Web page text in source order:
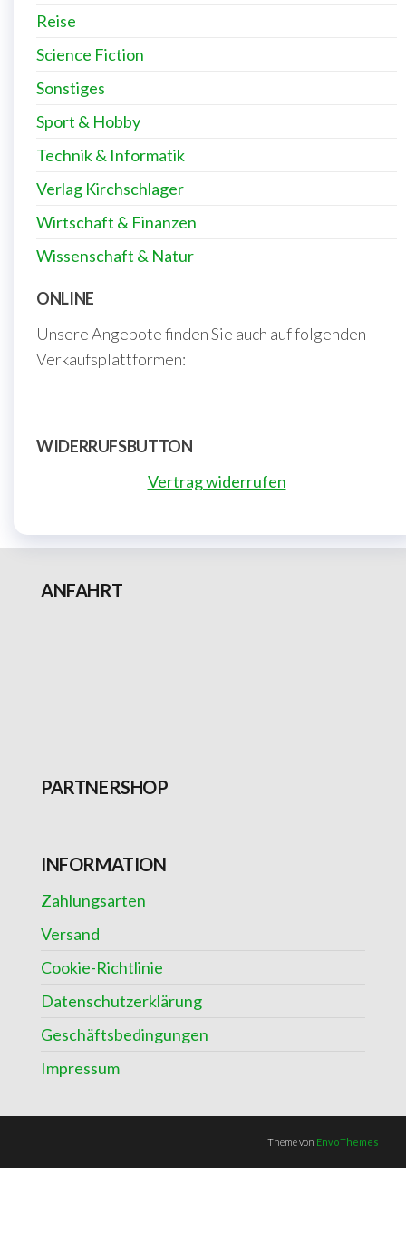
Reise
Science Fiction
Sonstiges
Sport & Hobby
Technik & Informatik
Verlag Kirchschlager
Wirtschaft & Finanzen
Wissenschaft & Natur
ONLINE
Unsere Angebote finden Sie auch auf folgenden
Verkaufsplattformen:
WIDERRUFSBUTTON
Vertrag widerrufen
ANFAHRT
PARTNERSHOP
INFORMATION
Zahlungsarten
Versand
Cookie-Richtlinie
Datenschutzerklärung
Geschäftsbedingungen
Impressum
Theme von EnvoThemes